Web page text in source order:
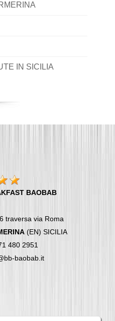
IN SICILIA
BAOBAB
traversa via Roma
(EN) SICILIA
480 2951
baobab.it